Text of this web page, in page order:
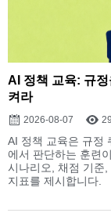
AI 정책 교육: 규정
켜라
2026-08-07 29
AI 정책 교육은 규정
에서 판단하는 훈련
시나리오, 채점 기준
지표를 제시합니다.